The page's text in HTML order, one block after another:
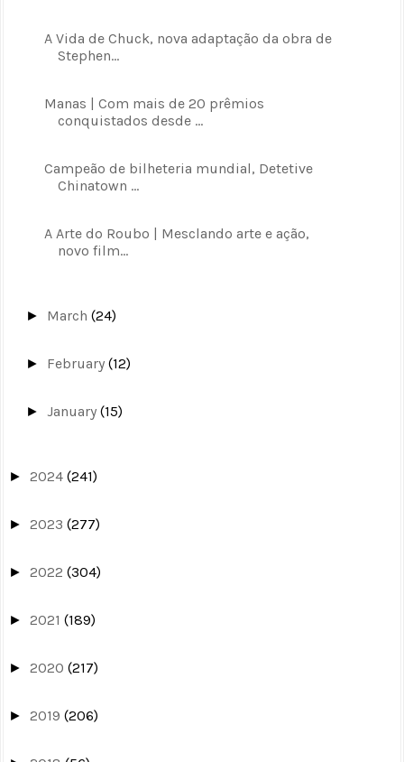
A Vida de Chuck, nova adaptação da obra de
Stephen...
Manas | Com mais de 20 prêmios
conquistados desde ...
Campeão de bilheteria mundial, Detetive
Chinatown ...
A Arte do Roubo | Mesclando arte e ação,
novo film...
► March(24)
► February(12)
►January(15)
► 2024 (241)
► 2023 (277)
► 2022 (304)
► 2021 (189)
► 2020 (217)
► 2019 (206)